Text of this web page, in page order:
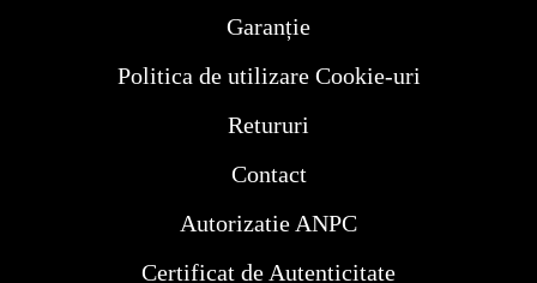
Garanție
Politica de utilizare Cookie-uri
Retururi
Contact
Autorizatie ANPC
Certificat de Autenticitate